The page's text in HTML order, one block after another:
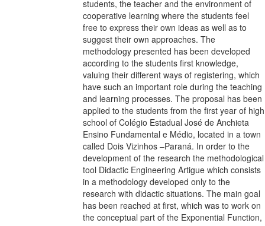
students, the teacher and the environment of
cooperative learning where the students feel
free to express their own ideas as well as to
suggest their own approaches. The
methodology presented has been developed
according to the students first knowledge,
valuing their different ways of registering, which
have such an important role during the teaching
and learning processes. The proposal has been
applied to the students from the first year of high
school of Colégio Estadual José de Anchieta
Ensino Fundamental e Médio, located in a town
called Dois Vizinhos –Paraná. In order to the
development of the research the methodological
tool Didactic Engineering Artigue which consists
in a methodology developed only to the
research with didactic situations. The main goal
has been reached at first, which was to work on
the conceptual part of the Exponential Function,